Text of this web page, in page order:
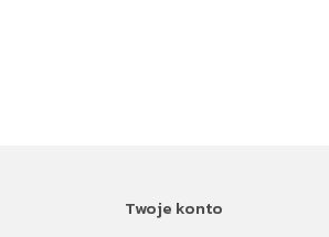
Twoje konto